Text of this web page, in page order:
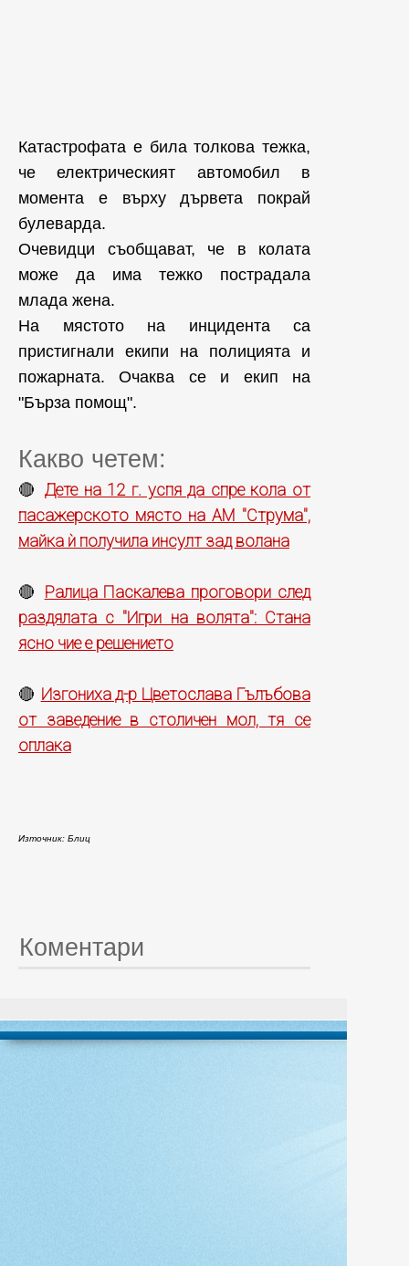
Катастрофата е била толкова тежка,
че електрическият автомобил в
момента е върху дървета покрай
булеварда.
Очевидци съобщават, че в колата
може да има тежко пострадала
млада жена.
На мястото на инцидента са
пристигнали екипи на полицията и
пожарната. Очаква се и екип на
"Бърза помощ".
Какво четем:
🔴 Дете на 12 г. успя да спре кола от
пасажерското място на АМ "Струма",
майка ѝ получила инсулт зад волана
🔴 Ралица Паскалева проговори след
раздялата с "Игри на волята": Стана
ясно чие е решението
🔴 Изгониха д-р Цветослава Гълъбова
от заведение в столичен мол, тя се
оплака
Източник: Блиц
Коментари